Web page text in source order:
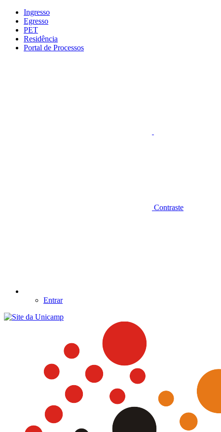
Conteúdo principal
Ingresso
Egresso
PET
Residência
Portal de Processos
Contraste
Entrar